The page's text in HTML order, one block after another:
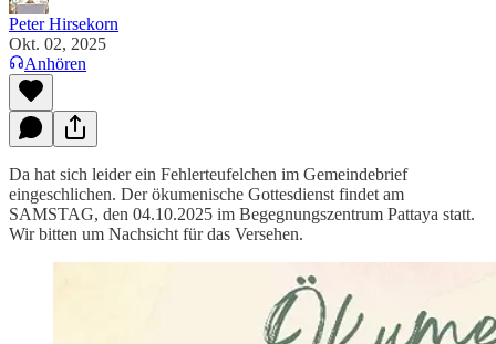
Peter Hirsekorn
Okt. 02, 2025
Anhören
Da hat sich leider ein Fehlerteufelchen im Gemeindebrief
eingeschlichen. Der ökumenische Gottesdienst findet am
SAMSTAG, den 04.10.2025 im Begegnungszentrum Pattaya statt.
Wir bitten um Nachsicht für das Versehen.